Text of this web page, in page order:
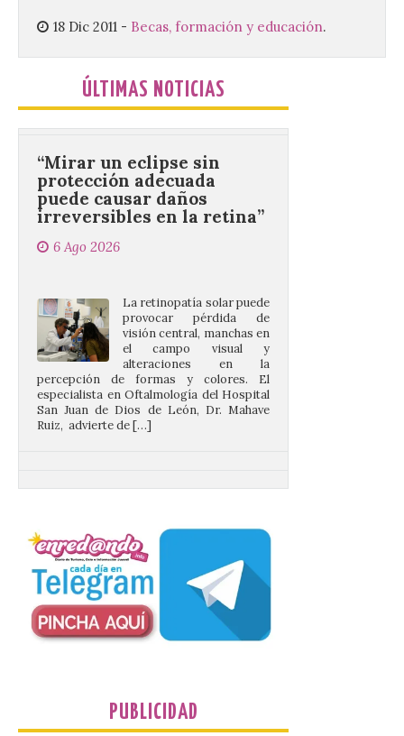
18 Dic 2011 - Becas, formación y educación.
ÚLTIMAS NOTICIAS
del Ayuntamiento de La Bañeza ha
oficial del Festival One […]
“Mirar un eclipse sin
protección adecuada
puede causar daños
irreversibles en la retina”
6 Ago 2026
visión central, manchas en
el campo visual y
alteraciones en la
percepción de formas y colores. El
especialista en Oftalmología del Hospital
San Juan de Dios de León, Dr. Mahave
Ruiz, advierte de […]
fotografía León de…viaje
carretera CL 626 con
motivo de la marcha en
defensa de FEVE
6 Ago 2026
Nueva edición de León
Enróllate, la Asociación
Conceyu País Llionés y el Diario de
PUBLICIDAD